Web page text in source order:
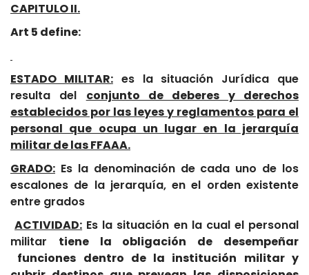
CAPITULO II.
Art 5 define:
ESTADO MILITAR:es la situación Jurídica que
resulta del conjunto de deberes y derechos
establecidos por las leyes y reglamentos para el
personal que ocupa un lugar en la jerarquía
militar de las FFAAA.
GRADO: Es la denominación de cada uno de los
escalones de la jerarquía, en el orden existente
entre grados
ACTIVIDAD: Es la situación en la cual el personal
militar tiene la obligación de desempeñar
funciones dentro de la institución militar y